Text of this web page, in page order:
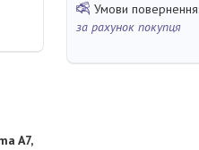
за рахунок покупця
A7,